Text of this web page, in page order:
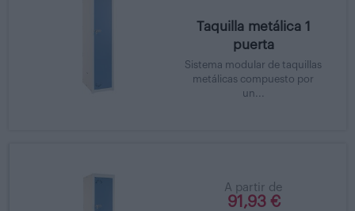
Taquilla metálica 1
puerta
Sistema modular de taquillas
metálicas compuesto por
un...
A partir de
91,93 €